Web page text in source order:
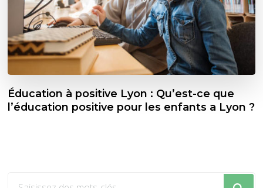
Éducation à positive Lyon : Qu’est-ce que
l’éducation positive pour les enfants a Lyon ?